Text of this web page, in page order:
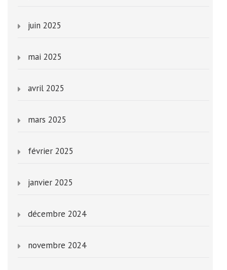
juin 2025
mai 2025
avril 2025
mars 2025
février 2025
janvier 2025
décembre 2024
novembre 2024